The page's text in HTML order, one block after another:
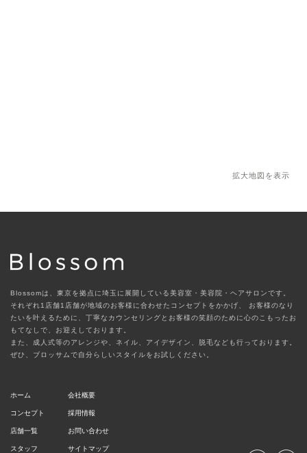
拡大地図を表示
Blossomは、東京を拠点に埼玉に展開している美容室・美容院・ヘアサロンです。
それぞれ1店舗1店舗が地域のお客様に合わせたコンセプトをかかげ、
お客様のなり
たいを叶えるために、丁寧なカウンセリングとお客様の笑顔のために心のこもったお
もてなしで、お迎えしております。
また、成人式等のアレンジや、ネイル、アイデザイン、脱毛なども行っております。
ぜひ、ブロッサムで自分らしいスタイルをお試しください。
ホーム
コンセプト
店舗一覧
スタッフ
会社概要
採用情報
お問い合わせ
サイトマップ